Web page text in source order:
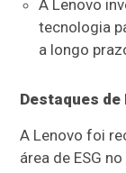
A Lenovo
tecnologia
a longo
Destaques de
A Lenovo foi
área de ESG